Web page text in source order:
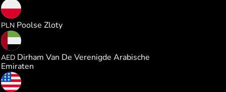
PLN Poolse Zloty
AED Dirham Van De Verenigde Arabische
Emiraten